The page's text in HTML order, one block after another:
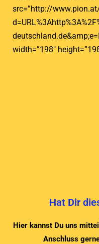
src=”http://
width=”198″
Hat Dir
Hier kannst Du uns
Anschluss